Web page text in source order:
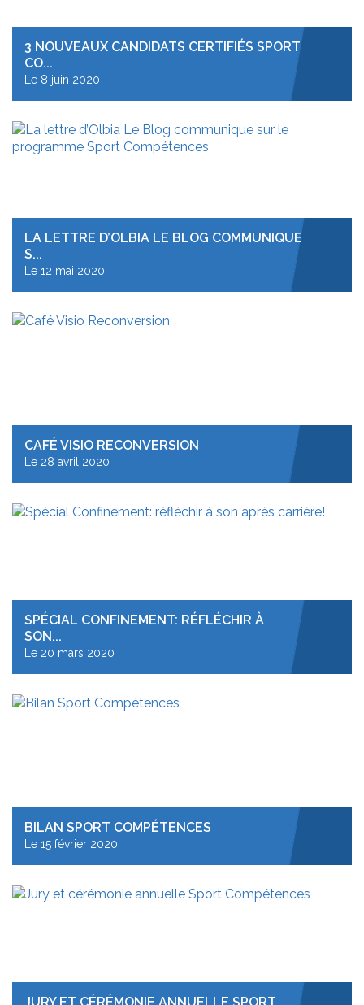
Les Sportifs
3 NOUVEAUX CANDIDATS CERTIFIÉS SPORT
CO...
Le 8 juin 2020
LA LETTRE D’OLBIA LE BLOG COMMUNIQUE
S...
Le 12 mai 2020
CAFÉ VISIO RECONVERSION
Le 28 avril 2020
SPÉCIAL CONFINEMENT: RÉFLÉCHIR À
SON...
Le 20 mars 2020
BILAN SPORT COMPÉTENCES
Le 15 février 2020